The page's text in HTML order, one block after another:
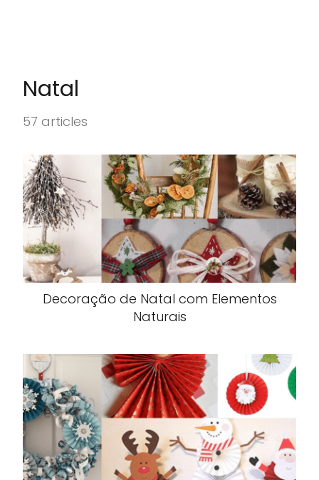
Natal
57 articles
Decoração de Natal com Elementos
Naturais